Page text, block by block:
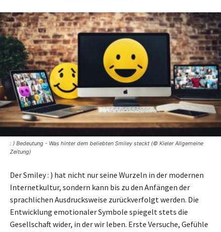
: ) Bedeutung - Was hinter dem beliebten Smiley steckt (© Kieler Allgemeine
Zeitung)
Der Smiley : ) hat nicht nur seine Wurzeln in der modernen
Internetkultur, sondern kann bis zu den Anfängen der
sprachlichen Ausdrucksweise zurückverfolgt werden. Die
Entwicklung emotionaler Symbole spiegelt stets die
Gesellschaft wider, in der wir leben. Erste Versuche, Gefühle